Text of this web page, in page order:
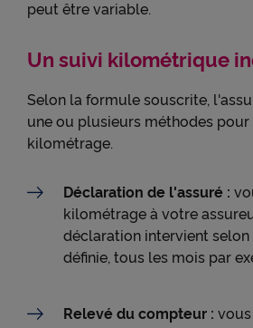
peut être variable.
Un suivi kilométrique
Selon la formule souscrite,
une ou plusieurs méthodes
kilométrage.
Déclaration de l'assuré :
kilométrage à votre
déclaration intervient selon
définie, tous les mois par
Relevé du compteur :